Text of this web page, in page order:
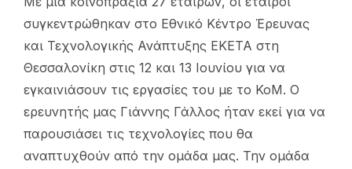
συγκεντρώθηκαν στο Εθνικό Κέντρο Έρευνας
και Τεχνολογικής Ανάπτυξης ΕΚΕΤΑ στη
Θεσσαλονίκη στις 12 και 13 Ιουνίου για να
εγκαινιάσουν τις εργασίες του με το ΚοΜ. Ο
ερευνητής μας Γιάννης Γάλλος ήταν εκεί για να
παρουσιάσει τις τεχνολογίες που θα
αναπτυχθούν από την ομάδα μας. Την ομάδα